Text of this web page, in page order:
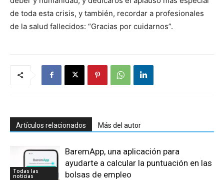
de toda esta crisis, y también, recordar a profesionales
de la salud fallecidos: “Gracias por cuidarnos”.
Artículos relacionados Más del autor
Todas las
noticias
BaremApp, una aplicación para
ayudarte a calcular la puntuación en las
bolsas de empleo